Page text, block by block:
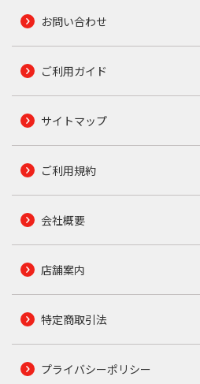
お問い合わせ
ご利用ガイド
サイトマップ
ご利用規約
会社概要
店舗案内
特定商取引法
プライバシーポリシー